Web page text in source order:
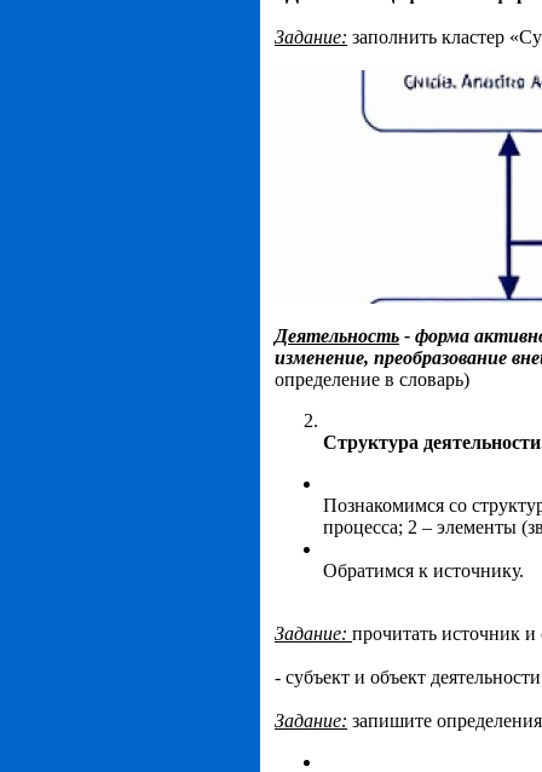
Задание: заполнить кластер
Деятельность - форма
изменение, преобразование
определение в словарь)
Структура
Познакомимся со
процесса; 2 – элементы
Обратимся к источнику.
Задание: прочитать источник и
- субъект и объект деятельности
Задание: запишите